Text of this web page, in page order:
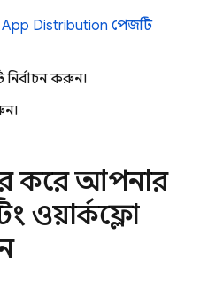
App Distribution পেজটি
করুন।
করে আপনার
ওয়ার্কফ্লো